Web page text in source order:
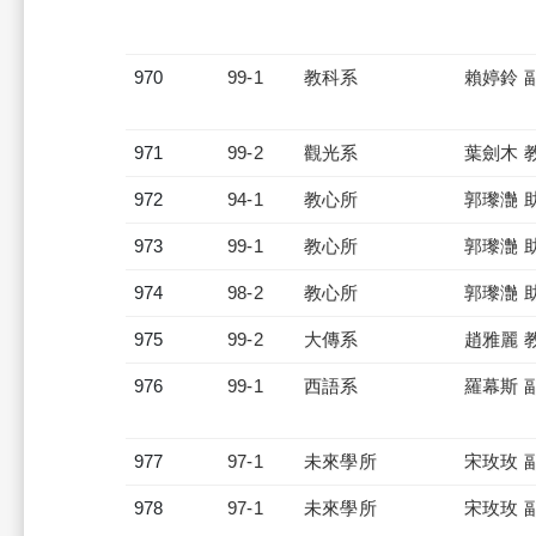
970 99-1 教科系 賴婷鈴
971 99-2 觀光系 葉劍木
972 94-1 教心所 郭瓈灔
973 99-1 教心所 郭瓈灔
974 98-2 教心所 郭瓈灔
975 99-2 大傳系 趙雅麗
976 99-1 西語系 羅幕斯
977 97-1 未來學所 宋玫玫
978 97-1 未來學所 宋玫玫